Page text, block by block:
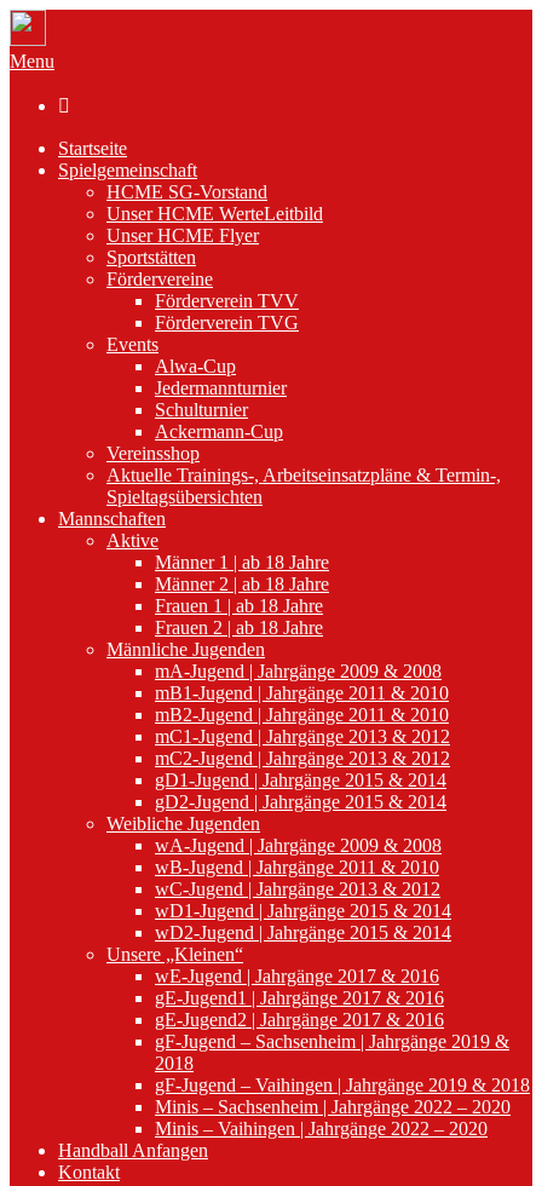
Menu

Startseite
Spielgemeinschaft
HCME SG-Vorstand
Unser HCME WerteLeitbild
Unser HCME Flyer
Sportstätten
Fördervereine
Förderverein TVV
Förderverein TVG
Events
Alwa-Cup
Jedermannturnier
Schulturnier
Ackermann-Cup
Vereinsshop
Aktuelle Trainings-, Arbeitseinsatzpläne & Termin-,
Spieltagsübersichten
Mannschaften
Aktive
Männer 1 | ab 18 Jahre
Männer 2 | ab 18 Jahre
Frauen 1 | ab 18 Jahre
Frauen 2 | ab 18 Jahre
Männliche Jugenden
mA-Jugend | Jahrgänge 2009 & 2008
mB1-Jugend | Jahrgänge 2011 & 2010
mB2-Jugend | Jahrgänge 2011 & 2010
mC1-Jugend | Jahrgänge 2013 & 2012
mC2-Jugend | Jahrgänge 2013 & 2012
gD1-Jugend | Jahrgänge 2015 & 2014
gD2-Jugend | Jahrgänge 2015 & 2014
Weibliche Jugenden
wA-Jugend | Jahrgänge 2009 & 2008
wB-Jugend | Jahrgänge 2011 & 2010
wC-Jugend | Jahrgänge 2013 & 2012
wD1-Jugend | Jahrgänge 2015 & 2014
wD2-Jugend | Jahrgänge 2015 & 2014
Unsere „Kleinen“
wE-Jugend | Jahrgänge 2017 & 2016
gE-Jugend1 | Jahrgänge 2017 & 2016
gE-Jugend2 | Jahrgänge 2017 & 2016
gF-Jugend – Sachsenheim | Jahrgänge 2019 &
2018
gF-Jugend – Vaihingen | Jahrgänge 2019 & 2018
Minis – Sachsenheim | Jahrgänge 2022 – 2020
Minis – Vaihingen | Jahrgänge 2022 – 2020
Handball Anfangen
Kontakt